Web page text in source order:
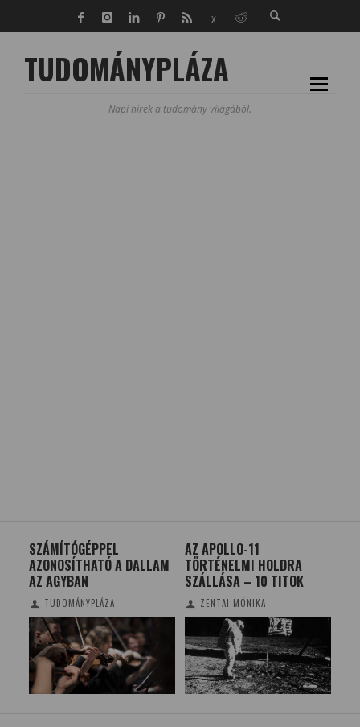
TUDOMÁNYPLÁZA
Napi hírek a tudomány világából.
AZ APOLLO-11
TÖRTÉNELMI HOLDRA
SZÁLLÁSA – 10 TITOK
ZENTAI MÓNIKA
KUTYA ÉS EMBER
AGYMŰKÖDÉSÉNEK
ÖSSZEHASONLÍTÁSA
TUDOMÁNYPLÁZA